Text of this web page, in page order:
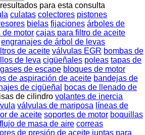
para esta consulta
culatas colectores pistones
bielas fijaciones árboles de
de motor cajas para filtro de aceite
engranajes de árbol de levas
de aceite válvulas EGR bombas de
de leva cigüeñales poleas tapas de
de escape bloques de motor
de aspiración de aceite bandejas de
de cigüeñal
bocas de llenado de
de cilindro volantes de inercia
válvulas de mariposa líneas de
de aceite soportes de motor boquillas
de masa de aire correas
de presión de aceite juntas para